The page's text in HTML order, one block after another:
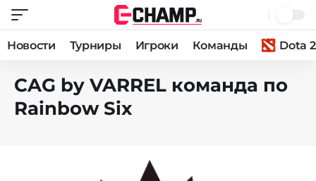
Новости Турниры Игроки Команды Dota 2
CAG by VARREL команда по
Rainbow Six